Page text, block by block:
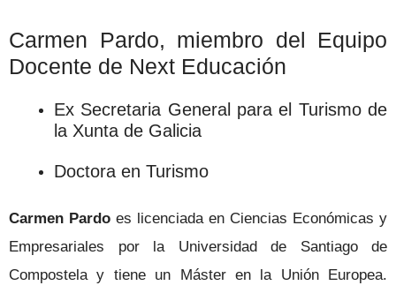
Carmen Pardo, miembro del Equipo
Docente de Next Educación
Ex Secretaria General para el Turismo de
la Xunta de Galicia
Doctora en Turismo
Carmen Pardo es licenciada en Ciencias Económicas y
Empresariales por la Universidad de Santiago de
Compostela y tiene un Máster en la Unión Europea.